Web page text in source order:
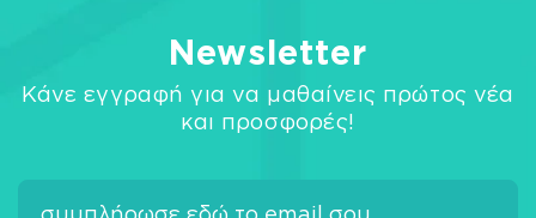
Newsletter
Κάνε εγγραφή για να μαθαίνεις πρώτος νέα
και προσφορές!